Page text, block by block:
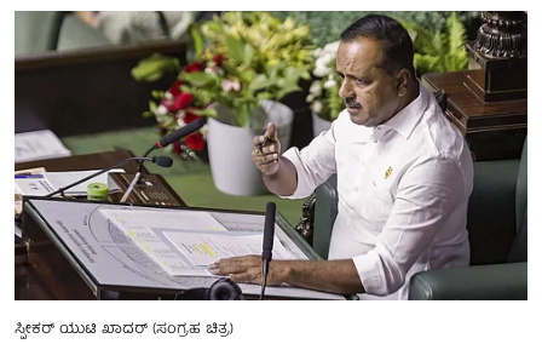
ಸ್ಪೀಕರ್ ಯುಟಿ ಖಾದರ್ (ಸಂಗ್ರಹ ಚಿತ್ರ)